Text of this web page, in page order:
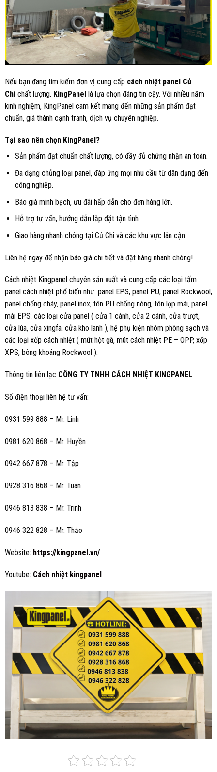
Nếu bạn đang tìm kiếm đơn vị cung cấp cách nhiệt panel Củ
Chi chất lượng, KingPanel là lựa chọn đáng tin cậy. Với nhiều năm
kinh nghiệm, KingPanel cam kết mang đến những sản phẩm đạt
chuẩn, giá thành cạnh tranh, dịch vụ chuyên nghiệp.
Tại sao nên chọn KingPanel?
Sản phẩm đạt chuẩn chất lượng, có đầy đủ chứng nhận an toàn.
Đa dạng chủng loại panel, đáp ứng mọi nhu cầu từ dân dụng đến
công nghiệp.
Báo giá minh bạch, ưu đãi hấp dẫn cho đơn hàng lớn.
Hỗ trợ tư vấn, hướng dẫn lắp đặt tận tình.
Giao hàng nhanh chóng tại Củ Chi và các khu vực lân cận.
Liên hệ ngay để nhận báo giá chi tiết và đặt hàng nhanh chóng!
Cách nhiệt Kingpanel chuyên sản xuất và cung cấp các loại tấm
panel cách nhiệt phổ biến như: panel EPS, panel PU, panel Rockwool,
panel chống cháy, panel inox, tôn PU chống nóng, tôn lợp mái, panel
mái EPS, các loại cửa panel ( cửa 1 cánh, cửa 2 cánh, cửa trượt,
cửa lùa, cửa xingfa, cửa kho lanh ), hệ phụ kiện nhôm phòng sạch và
các loại xốp cách nhiệt ( mút hột gà, mút cách nhiệt PE – OPP, xốp
XPS, bông khoáng Rockwool ).
Thông tin liên lạc CÔNG TY TNHH CÁCH NHIỆT KINGPANEL
Số điện thoại liên hệ tư vấn:
0931 599 888 – Mr. Linh
0981 620 868 – Mr. Huyền
0942 667 878 – Mr. Tập
0928 316 868 – Mr. Tuân
0946 813 838 – Mr. Trinh
0946 322 828 – Mr. Thảo
Website: https://kingpanel.vn/
Youtube: Cách nhiệt kingpanel